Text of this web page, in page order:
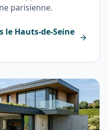
parisienne.
le Hauts-de-Seine